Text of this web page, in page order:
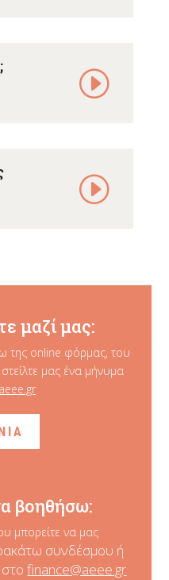
μαζί μας:
της online φόρμας, του
μας ένα μήνυμα
βοηθήσω:
μπορείτε να μας
συνδέσμου ή
στοfinance@aeee.gr